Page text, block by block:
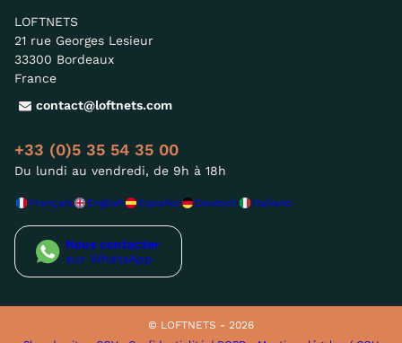
LOFTNETS
21 rue Georges Lesieur
33300 Bordeaux
France
contact@loftnets.com
+33 (0)5 35 54 35 00
Du lundi au vendredi, de 9h à 18h
Français English Español Deutsch Italiano
Nous contacter
sur WhatsApp
© LOFTNETS - 2026